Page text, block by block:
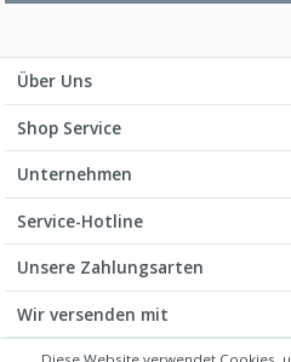
Über Uns
Shop Service
Unternehmen
Service-Hotline
Unsere Zahlungsarten
Wir versenden mit